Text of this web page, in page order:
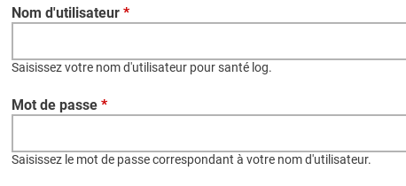
Nom d'utilisateur *
Saisissez votre nom d'utilisateur pour santé log.
Mot de passe *
Saisissez le mot de passe correspondant à votre nom d'utilisateur.